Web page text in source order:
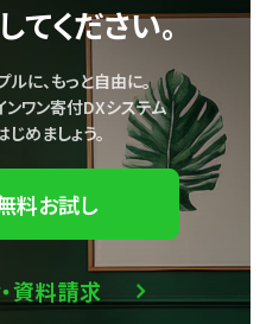
てください。
に、もっと自由に。
ワン寄付DXシステム
めましょう。
料お試し
資料請求